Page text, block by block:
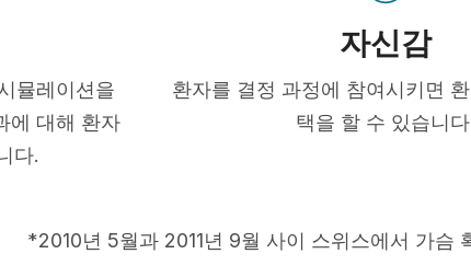
뮬레이션을
에 대해 환자
다.
자신감
환자를 결정 과정에 참여시키면
택을 할 수 있습니
*2010년 5월과 2011년 9월 사이 스위스에서 가슴